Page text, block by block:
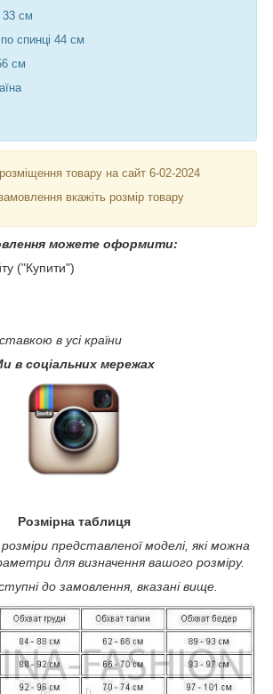
33 см
спинці 44 см
см
товару на сайт 6-02-2024
вкажіть розмір товару
можете оформити:
("Купити")
в усі країни
в соціальних мережах
Розмірна таблиця
представленої моделі, які можна
для визначення вашого розміру.
до замовлення, вказані вище.